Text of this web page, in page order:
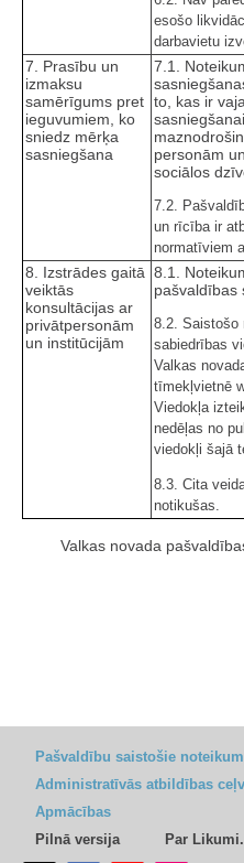
esošo
darbavietu
7. Prasību un
izmaksu
samērīgums pret
ieguvumiem, ko
sniedz mērķa
sasniegšana
7.1.
to, kas ir
personām
sociālos
7.2.
un rīcība ir
normatīviem
8. Izstrādes gaitā
veiktās
konsultācijas ar
privātpersonām
un institūcijām
8.1.
pašvaldības
8.2. Saistošo
sabiedrības
Valkas
tīmekļvietnē
Viedokļa
nedēļas no
viedokļi šajā
8.3. Cita
notikušas.
Valkas novada
Pašvaldību saistošie
Administratīvās atbildības
Apmācības
Pilnā versija
Par